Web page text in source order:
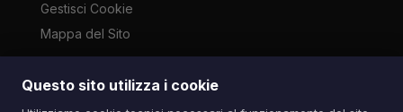
Questo sito utilizza i cookie
Gestisci Cookie
Mappa del Sito